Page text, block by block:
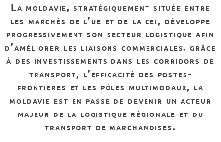
la moldavie, stratégiquement située entre
les marchés de l’ue et de la cei, développe
progressivement son secteur logistique afin
d’améliorer les liaisons commerciales. grâce
à des investissements dans les corridors de
transport, l’efficacité des postes-
frontières et les pôles multimodaux, la
moldavie est en passe de devenir un acteur
majeur de la logistique régionale et du
transport de marchandises.